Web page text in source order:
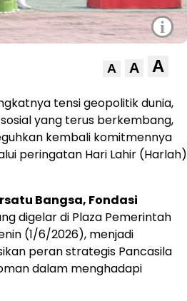
i
A A A
tensi geopolitik dunia,
yang terus berkembang,
kembali komitmennya
peringatan Hari Lahir (Harlah)
Bangsa, Fondasi
digelar di Plaza Pemerintah
(1/6/2026), menjadi
peran strategis Pancasila
dalam menghadapi